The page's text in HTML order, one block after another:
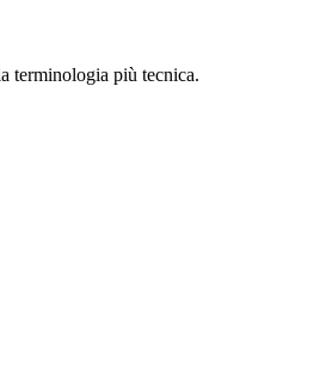
terminologia più tecnica.